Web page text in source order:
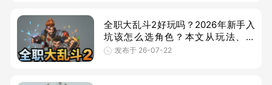
全职大乱斗2好玩吗？2026年新手入
坑该怎么选角色？本文从玩法、养
成、最强角色推荐到技能连招，带你
发布于 26-07-22